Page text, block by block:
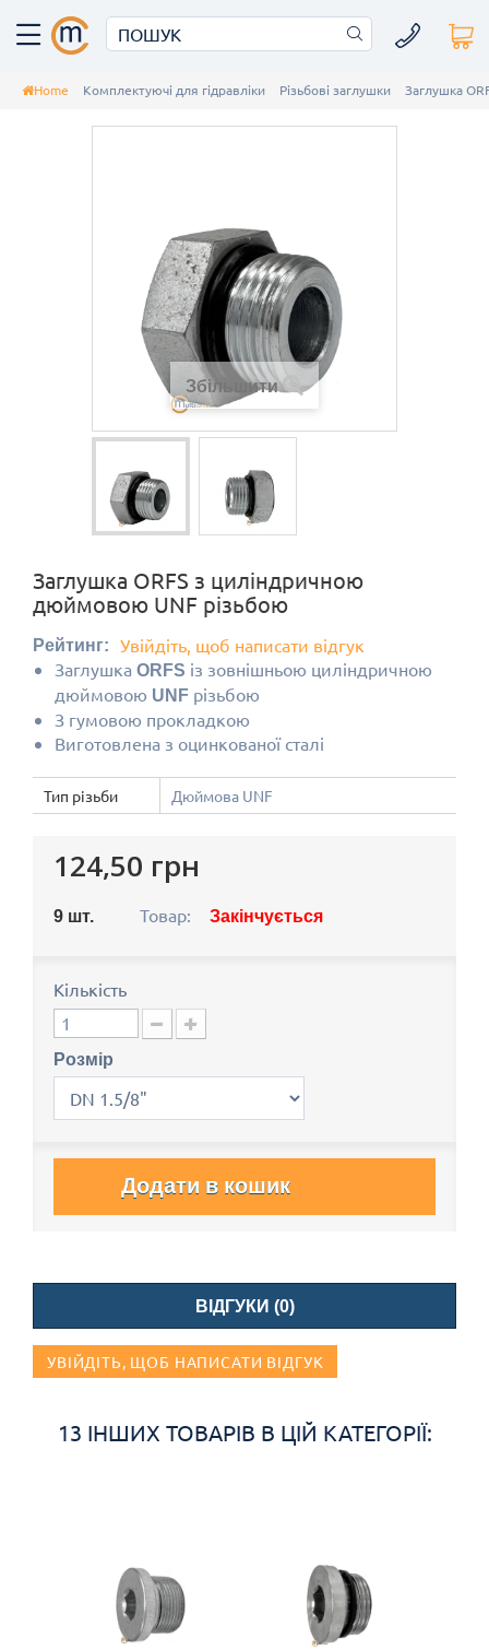
Home Комплектуючі для гідравліки Різьбові заглушки Заглушка
Збільшити
Заглушка ORFS з циліндричною
дюймовою UNF різьбою
Рейтинг:
Увійдіть, щоб написати відгук
Заглушка ORFS із зовнішньою циліндричною
дюймовою UNF різьбою
З гумовою прокладкою
Виготовлена з оцинкованої сталі
Тип різьби Дюймова UNF
124,50 грн
9 шт. Товар: Закінчується
Кількість
Розмір
Додати в кошик
ВІДГУКИ (0)
УВІЙДІТЬ, ЩОБ НАПИСАТИ ВІДГУК
13 ІНШИХ ТОВАРІВ В ЦІЙ КАТЕГОРІЇ: